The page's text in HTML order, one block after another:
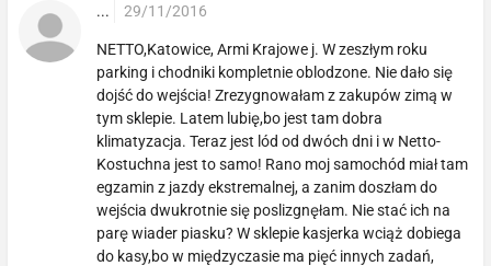
... 29/11/2016
NETTO,Katowice, Armi Krajowe j. W zeszłym roku
parking i chodniki kompletnie oblodzone. Nie dało się
dojść do wejścia! Zrezygnowałam z zakupów zimą w
tym sklepie. Latem lubię,bo jest tam dobra
klimatyzacja. Teraz jest lód od dwóch dni i w Netto-
Kostuchna jest to samo! Rano moj samochód miał tam
egzamin z jazdy ekstremalnej, a zanim doszłam do
wejścia dwukrotnie się poslizgnęłam. Nie stać ich na
parę wiader piasku? W sklepie kasjerka wciąż dobiega
do kasy,bo w międzyczasie ma pięć innych zadań,